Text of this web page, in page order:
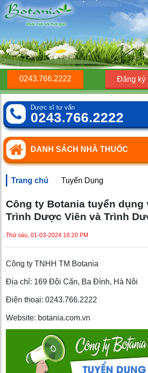
0243.766.2222 Đăng ký
Dược sĩ tư vấn
0243.766.2222
DANH SÁCH NHÀ THUỐC
Trang chủ Tuyển Dụng
Công ty Botania tuyển dụng
Trình Dược Viên và Trình
Thứ sáu, 01-03-2024 16:20 PM
Công ty TNHH TM Botania
Địa chỉ: 169 Đội Cấn, Ba Đình, Hà Nôi
Điện thoại: 0243.766.2222
Website: botania.com.vn